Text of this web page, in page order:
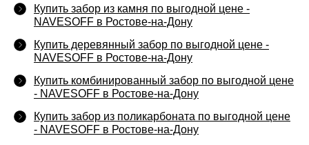
Купить забор из камня по выгодной цене -
NAVESOFF в Ростове-на-Дону
Купить деревянный забор по выгодной цене -
NAVESOFF в Ростове-на-Дону
Купить комбинированный забор по выгодной цене
- NAVESOFF в Ростове-на-Дону
Купить забор из поликарбоната по выгодной цене
- NAVESOFF в Ростове-на-Дону